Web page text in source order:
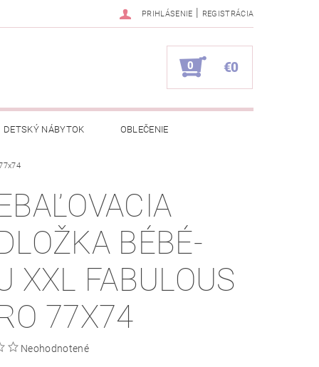
PRIHLÁSENIE | REGISTRÁCIA
0 €0
DETSKÝ NÁBYTOK OBLEČENIE
BÉBÉ-
XXL FABULOUS
77X74
Neohodnotené